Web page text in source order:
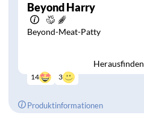
Beyond Harry
Beyond-Meat-Patty
Herausfinden
14 3
Produktinformationen